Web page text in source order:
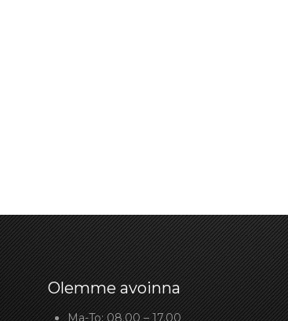
Olemme avoinna
Ma-To: 08.00 – 17.00